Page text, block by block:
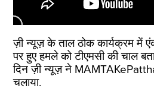
ज़ी न्यूज़ के ताल ठोक कार्यक्रम में
पर हुए हमले को टीएमसी की चाल
दिन ज़ी न्यूज़ ने
चलाया.